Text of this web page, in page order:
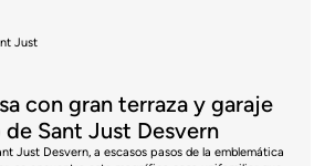
automática, piscina climatizada, aseo y ducha
disfrutan de
muy altas, habiendo tenido en cuenta hasta el
eléctricas, placas solares para agua caliente
aluminio Technal con doble cristal, fibra óptica,
acondicionado, sensores de alarma y cámaras de
con control remoto desde el móvil, sistema de
El precio indicado no incluye
Just
con gran terraza y garaje
Sant Just Desvern
Just Desvern, a escasos pasos de la emblemática